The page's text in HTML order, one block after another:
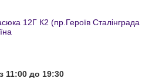
12Г К2 (пр.Героїв Сталінграда
11:00 до 19:30